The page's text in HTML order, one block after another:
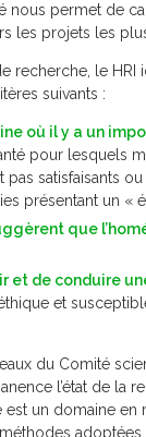
nous permet de
les projets les
recherche, le HRI
suivants :
où il y a un
pour lesquels
satisfaisants
présentant un «
que
et de conduire
éthique et
du Comité
l’état de la
est un domaine en